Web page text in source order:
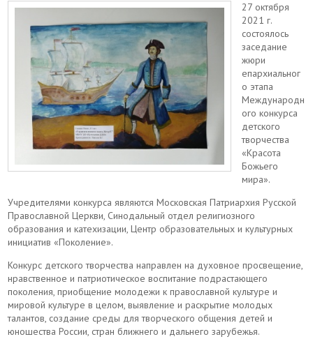
27 октября
2021 г.
состоялось
заседание
жюри
епархиальног
о этапа
Международн
ого конкурса
детского
творчества
«Красота
Божьего
мира».
Учредителями конкурса являются Московская Патриархия Русской
Православной Церкви, Синодальный отдел религиозного
образования и катехизации, Центр образовательных и культурных
инициатив «Поколение».
Конкурс детского творчества направлен на духовное просвещение,
нравственное и патриотическое воспитание подрастающего
поколения, приобщение молодежи к православной культуре и
мировой культуре в целом, выявление и раскрытие молодых
талантов, создание среды для творческого общения детей и
юношества России, стран ближнего и дальнего зарубежья.